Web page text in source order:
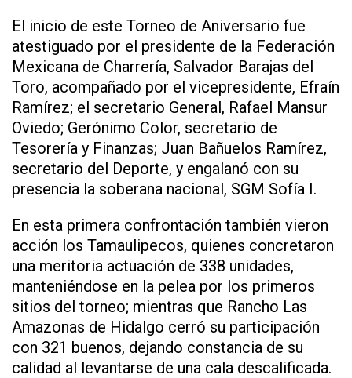
El inicio de este Torneo de Aniversario fue
atestiguado por el presidente de la Federación
Mexicana de Charrería, Salvador Barajas del
Toro, acompañado por el vicepresidente, Efraín
Ramírez; el secretario General, Rafael Mansur
Oviedo; Gerónimo Color, secretario de
Tesorería y Finanzas; Juan Bañuelos Ramírez,
secretario del Deporte, y engalanó con su
presencia la soberana nacional, SGM Sofía I.
En esta primera confrontación también vieron
acción los Tamaulipecos, quienes concretaron
una meritoria actuación de 338 unidades,
manteniéndose en la pelea por los primeros
sitios del torneo; mientras que Rancho Las
Amazonas de Hidalgo cerró su participación
con 321 buenos, dejando constancia de su
calidad al levantarse de una cala descalificada.